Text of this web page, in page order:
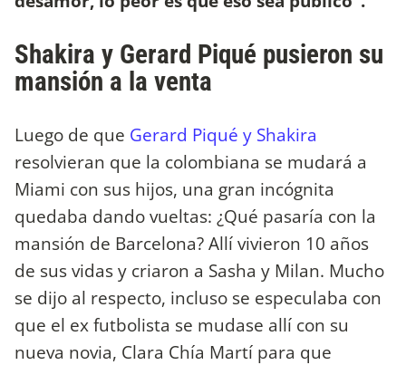
Shakira y Gerard Piqué pusieron su
mansión a la venta
Luego de que Gerard Piqué y Shakira
resolvieran que la colombiana se mudará a
Miami con sus hijos, una gran incógnita
quedaba dando vueltas: ¿Qué pasaría con la
mansión de Barcelona? Allí vivieron 10 años
de sus vidas y criaron a Sasha y Milan. Mucho
se dijo al respecto, incluso se especulaba con
que el ex futbolista se mudase allí con su
nueva novia, Clara Chía Martí para que